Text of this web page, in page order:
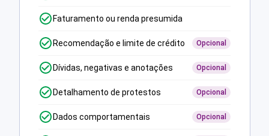
Faturamento ou renda presumida
Recomendação e limite de crédito Opcional
Dívidas, negativas e anotações Opcional
Detalhamento de protestos Opcional
Dados comportamentais Opcional